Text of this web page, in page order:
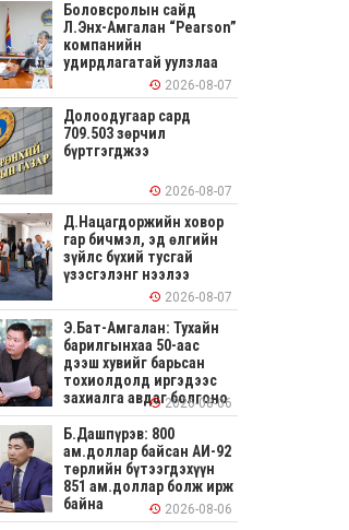
Боловсролын сайд
Л.Энх-Амгалан “Pearson”
компанийн
удирдлагатай уулзлаа
2026-08-07
Долоодугаар сард
709.503 зөрчил
бүртгэгджээ
2026-08-07
Д.Нацагдоржийн ховор
гар бичмэл, эд өлгийн
зүйлс бүхий тусгай
үзэсгэлэнг нээлээ
2026-08-07
Э.Бат-Амгалан: Тухайн
барилгынхаа 50-аас
дээш хувийг барьсан
тохиолдолд иргэдээс
захиалга авдаг болгоно
2026-08-06
Б.Дашпүрэв: 800
ам.доллар байсан АИ-92
төрлийн бүтээгдэхүүн
851 ам.доллар болж ирж
байна
2026-08-06